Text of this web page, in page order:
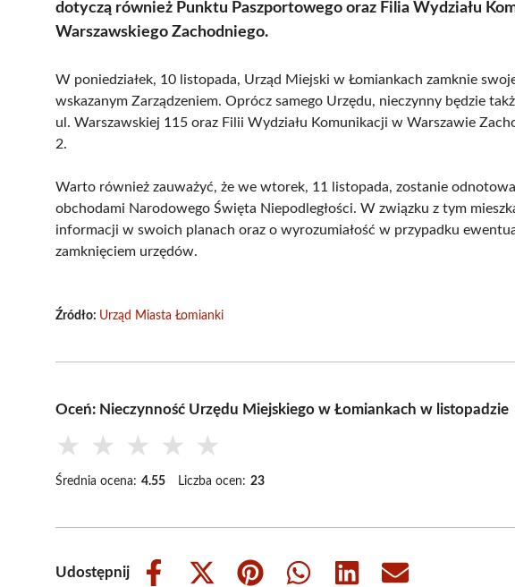
dotyczą również Punktu Paszportowego oraz Filia Wydziału
Warszawskiego Zachodniego.
W poniedziałek, 10 listopada, Urząd Miejski w Łomiankach zamknie
wskazanym Zarządzeniem. Oprócz samego Urzędu, nieczynny będzie
ul. Warszawskiej 115 oraz Filii Wydziału Komunikacji w Warszawie
2.
Warto również zauważyć, że we wtorek, 11 listopada, zostanie
obchodami Narodowego Święta Niepodległości. W związku z tym
informacji w swoich planach oraz o wyrozumiałość w przypadku
zamknięciem urzędów.
Źródło: Urząd Miasta Łomianki
Oceń: Nieczynność Urzędu Miejskiego w Łomiankach w listopadzie
★ ★ ★ ★ ★
Średnia ocena: 4.55 Liczba ocen: 23
Udostępnij
Share
Share
Share
Share
Share
Share